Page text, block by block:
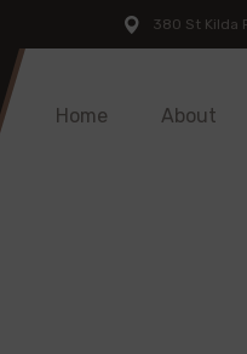
380 St Kilda
Home About